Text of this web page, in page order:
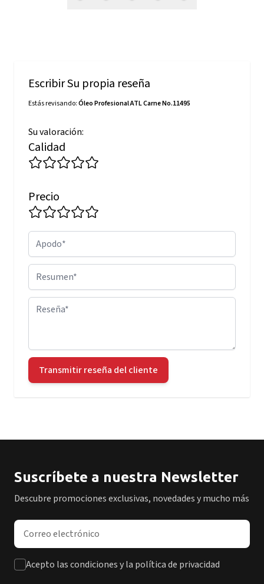
Escribir Su propia reseña
Estás revisando:Óleo Profesional ATL Carne No.11495
Su valoración:
Calidad
Precio
Apodo
Resumen
Reseña
Transmitir reseña del cliente
Suscríbete a nuestra Newsletter
Descubre promociones exclusivas, novedades y mucho más
Dirección de correo electrónico
Acepto las condiciones y la política de privacidad